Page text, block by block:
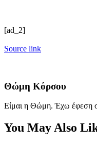
[ad_2]
Source link
Θώμη Κόρσου
Είμαι η Θώμη. Έχω έφεση
You May Also